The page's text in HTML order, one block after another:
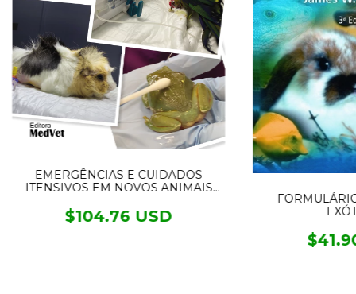
EMERGÊNCIAS E CUIDADOS
ITENSIVOS EM NOVOS ANIMAIS
$104.76 USD